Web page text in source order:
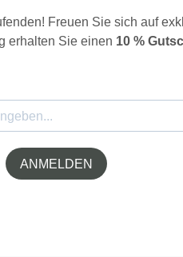
Freuen Sie sich auf
erhalten Sie einen 10 %
ANMELDEN